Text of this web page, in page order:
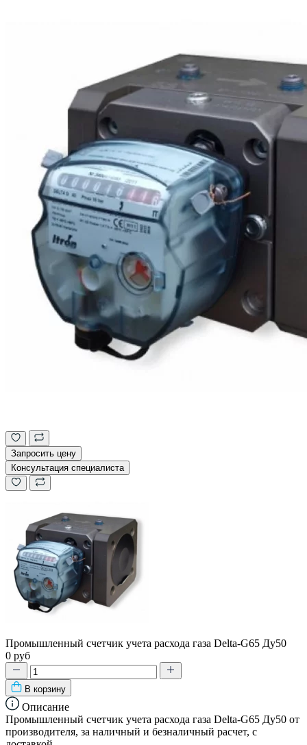
Запросить цену
Консультация специалиста
Промышленный счетчик учета расхода газа Delta-G65 Ду50
0 руб
В корзину
Описание
Промышленный счетчик учета расхода газа Delta-G65 Ду50 от
производителя, за наличный и безналичный расчет, с